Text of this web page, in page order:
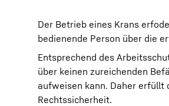
Der Betrieb eines Krans
bedienende Person über die
Entsprechend des
über keinen zureichenden
aufweisen kann. Daher erfüllt
Rechtssicherheit.